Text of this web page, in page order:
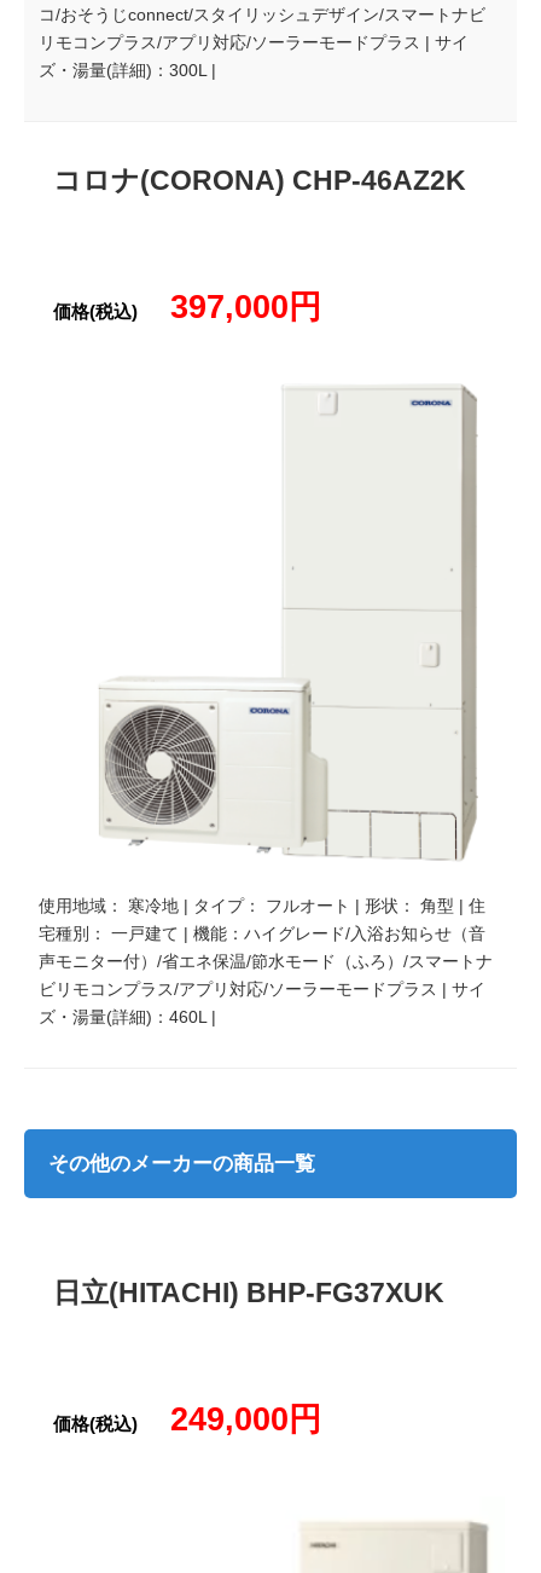
コ/おそうじconnect/スタイリッシュデザイン/スマートナビ
リモコンプラス/アプリ対応/ソーラーモードプラス | サイ
ズ・湯量(詳細)：300L |
コロナ(CORONA) CHP-46AZ2K
価格(税込)397,000円
使用地域： 寒冷地 | タイプ： フルオート | 形状： 角型 | 住
宅種別： 一戸建て | 機能：ハイグレード/入浴お知らせ（音
声モニター付）/省エネ保温/節水モード（ふろ）/スマートナ
ビリモコンプラス/アプリ対応/ソーラーモードプラス | サイ
ズ・湯量(詳細)：460L |
その他のメーカーの商品一覧
日立(HITACHI) BHP-FG37XUK
価格(税込)249,000円